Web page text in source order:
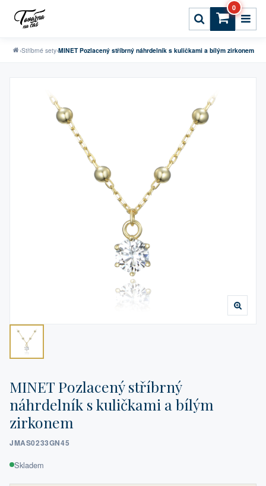
0
›Stříbrné sety›MINET Pozlacený stříbrný náhrdelník s kuličkami a bílým zirkonem
MINET Pozlacený stříbrný
náhrdelník s kuličkami a bílým
zirkonem
JMAS0233GN45
Skladem